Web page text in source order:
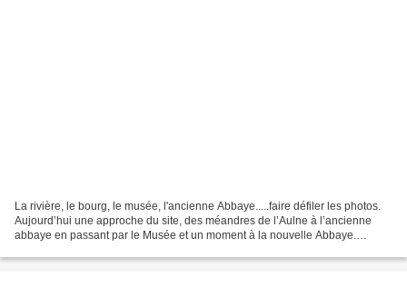
La rivière, le bourg, le musée, l'ancienne Abbaye.....faire défiler les photos.
Aujourd’hui une approche du site, des méandres de l’Aulne à l’ancienne
abbaye en passant par le Musée et un moment à la nouvelle Abbaye.